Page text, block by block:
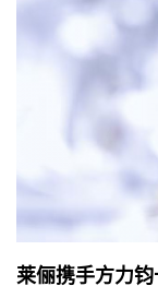
莱俪携手方力